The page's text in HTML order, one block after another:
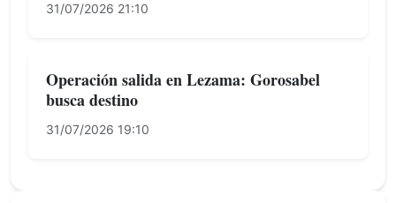
31/07/2026 21:10
Operación salida en Lezama: Gorosabel
busca destino
31/07/2026 19:10